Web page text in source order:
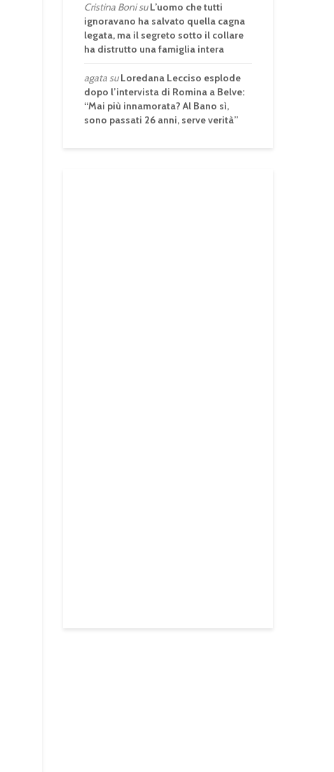
Cristina BonisuL’uomo che tutti
ignoravano ha salvato quella cagna
legata, ma il segreto sotto il collare
ha distrutto una famiglia intera
agatasuLoredana Lecciso esplode
dopo l’intervista di Romina a Belve:
“Mai più innamorata? Al Bano sì,
sono passati 26 anni, serve verità”